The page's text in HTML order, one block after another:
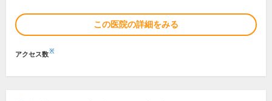
この医院の詳細をみる
アクセス数※